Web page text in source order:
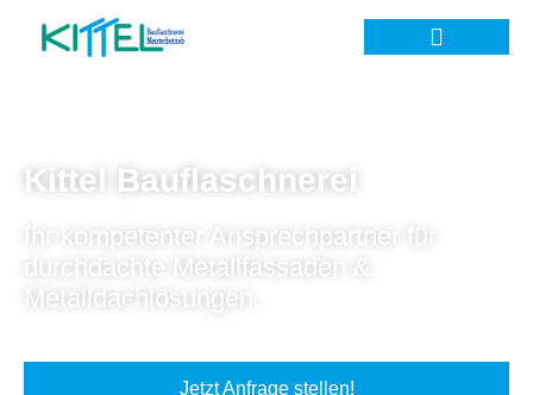
Kittel Bauflaschnerei
Ihr kompetenter Ansprechpartner für
durchdachte Metallfassaden &
Metalldachlösungen.
Jetzt Anfrage stellen!